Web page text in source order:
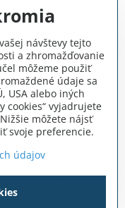
okná
zima už klope na
okná VELUX
lepšie izolačné
a použitia
plocha skla prepúšťa
Preto platí, že keď
súčiniteľom prestupu
nové okno VELUX
návštevy tejto
a zhromažďovanie
môžeme použiť
údaje sa
USA alebo iných
cookies“ vyjadrujete
môžete nájsť
svoje preferencie.
údajov